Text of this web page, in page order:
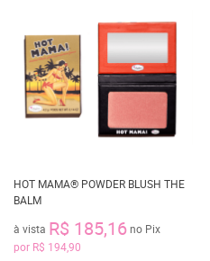
HOT MAMA® POWDER BLUSH THE
BALM
à vista R$ 185,16no Pix
por R$ 194,90